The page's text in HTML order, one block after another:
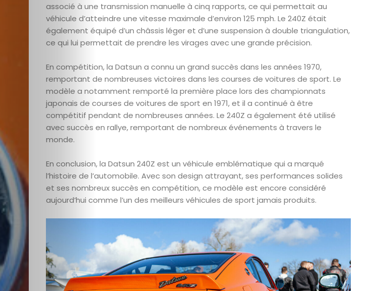
Search
associé à une transmission manuelle à cinq rapports, ce qui permettait au
véhicule d’atteindre une vitesse maximale d’environ 125 mph. Le 240Z était
également équipé d’un châssis léger et d’une suspension à double triangulation,
ce qui lui permettait de prendre les virages avec une grande précision.
En compétition, la Datsun a connu un grand succès dans les années 1970,
remportant de nombreuses victoires dans les courses de voitures de sport. Le
modèle a notamment remporté la première place lors des championnats
japonais de courses de voitures de sport en 1971, et il a continué à être
compétitif pendant de nombreuses années. Le 240Z a également été utilisé
avec succès en rallye, remportant de nombreux événements à travers le
monde.
En conclusion, la Datsun 240Z est un véhicule emblématique qui a marqué
l’histoire de l’automobile. Avec son design attrayant, ses performances solides
et ses nombreux succès en compétition, ce modèle est encore considéré
aujourd’hui comme l’un des meilleurs véhicules de sport jamais produits.